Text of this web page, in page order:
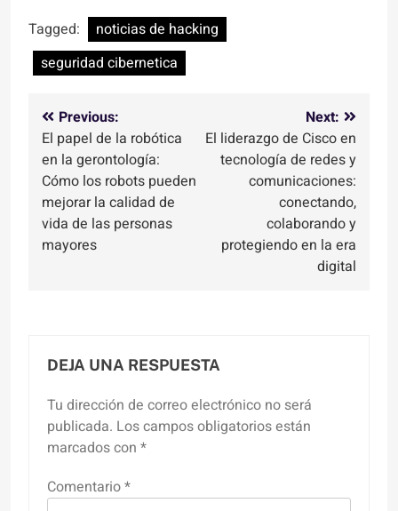
Tagged:
noticias de hacking
seguridad cibernetica
Navegación
de
entradas
Previous:
El papel de la robótica
en la gerontología:
Cómo los robots pueden
mejorar la calidad de
vida de las personas
mayores
Next:
El liderazgo de Cisco en
tecnología de redes y
comunicaciones:
conectando,
colaborando y
protegiendo en la era
digital
DEJA UNA RESPUESTA
Tu dirección de correo electrónico no será
publicada. Los campos obligatorios están
marcados con *
Comentario*